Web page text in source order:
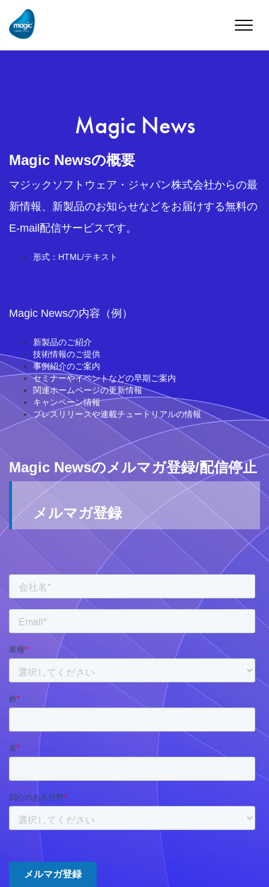
Toggle
Magic News
Magic Newsの概要
マジックソフトウェア・ジャパン株式会社からの最
新情報、新製品のお知らせなどをお届けする無料の
E-mail配信サービスです。
形式：HTML/テキスト
Magic Newsの内容（例）
新製品のご紹介
技術情報のご提供
事例紹介のご案内
セミナーやイベントなどの早期ご案内
関連ホームページの更新情報
キャンペーン情報
プレスリリースや連載チュートリアルの情報
Magic Newsのメルマガ登録/配信停止
メルマガ登録